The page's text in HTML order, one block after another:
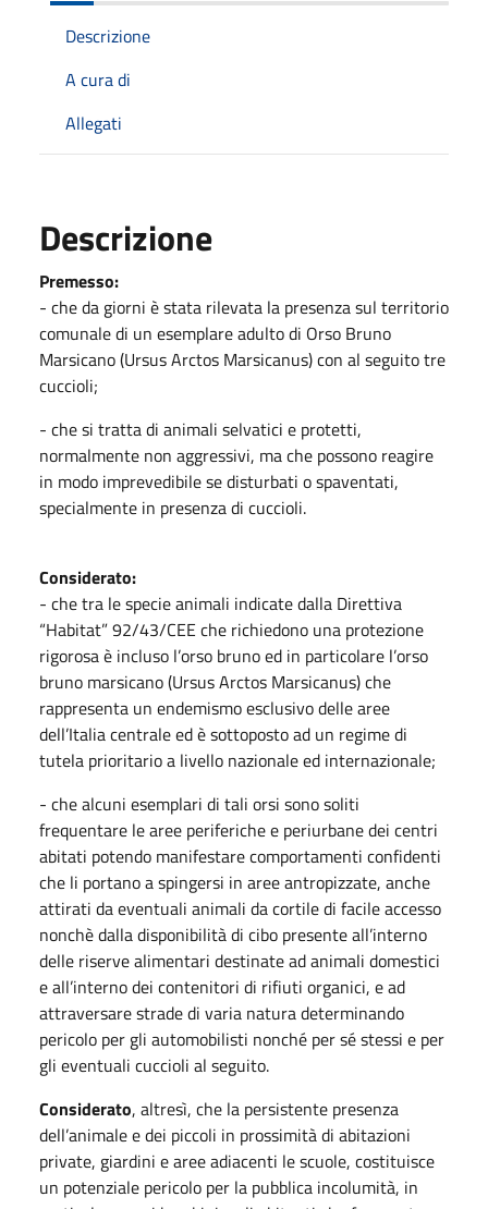
Descrizione
A cura di
Allegati
Descrizione
Premesso:
- che da giorni è stata rilevata la presenza sul territorio
comunale di un esemplare adulto di Orso Bruno
Marsicano (Ursus Arctos Marsicanus) con al seguito tre
cuccioli;
- che si tratta di animali selvatici e protetti,
normalmente non aggressivi, ma che possono reagire
in modo imprevedibile se disturbati o spaventati,
specialmente in presenza di cuccioli.
Considerato:
- che tra le specie animali indicate dalla Direttiva
“Habitat” 92/43/CEE che richiedono una protezione
rigorosa è incluso l’orso bruno ed in particolare l’orso
bruno marsicano (Ursus Arctos Marsicanus) che
rappresenta un endemismo esclusivo delle aree
dell’Italia centrale ed è sottoposto ad un regime di
tutela prioritario a livello nazionale ed internazionale;
- che alcuni esemplari di tali orsi sono soliti
frequentare le aree periferiche e periurbane dei centri
abitati potendo manifestare comportamenti confidenti
che li portano a spingersi in aree antropizzate, anche
attirati da eventuali animali da cortile di facile accesso
nonchè dalla disponibilità di cibo presente all’interno
delle riserve alimentari destinate ad animali domestici
e all’interno dei contenitori di rifiuti organici, e ad
attraversare strade di varia natura determinando
pericolo per gli automobilisti nonché per sé stessi e per
gli eventuali cuccioli al seguito.
Considerato, altresì, che la persistente presenza
dell’animale e dei piccoli in prossimità di abitazioni
private, giardini e aree adiacenti le scuole, costituisce
un potenziale pericolo per la pubblica incolumità, in